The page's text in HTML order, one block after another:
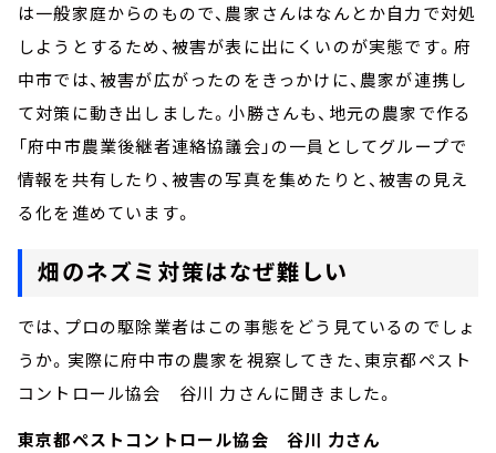
は一般家庭からのもので、農家さんはなんとか自力で対処
しようとするため、被害が表に出にくいのが実態です。府
中市では、被害が広がったのをきっかけに、農家が連携し
て対策に動き出しました。小勝さんも、地元の農家で作る
「府中市農業後継者連絡協議会」の一員としてグループで
情報を共有したり、被害の写真を集めたりと、被害の見え
る化を進めています。
畑のネズミ対策はなぜ難しい
では、プロの駆除業者はこの事態をどう見ているのでしょ
うか。実際に府中市の農家を視察してきた、東京都ペスト
コントロール協会 谷川 力さんに聞きました。
東京都ペストコントロール協会 谷川 力さん